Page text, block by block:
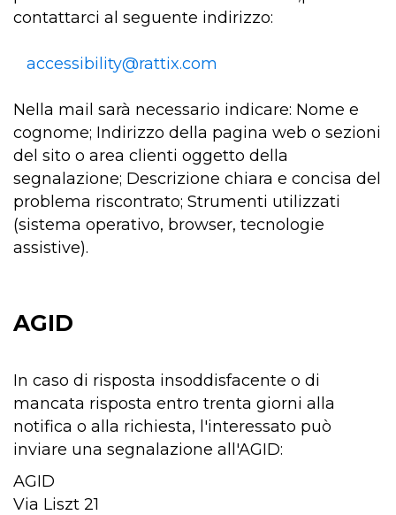
contattarci al seguente indirizzo:
accessibility@rattix.com
Nella mail sarà necessario indicare: Nome e
cognome; Indirizzo della pagina web o sezioni
del sito o area clienti oggetto della
segnalazione; Descrizione chiara e concisa del
problema riscontrato; Strumenti utilizzati
(sistema operativo, browser, tecnologie
assistive).
AGID
In caso di risposta insoddisfacente o di
mancata risposta entro trenta giorni alla
notifica o alla richiesta, l'interessato può
inviare una segnalazione all'AGID:
AGID
Via Liszt 21